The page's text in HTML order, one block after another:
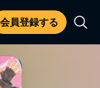
会員登録する